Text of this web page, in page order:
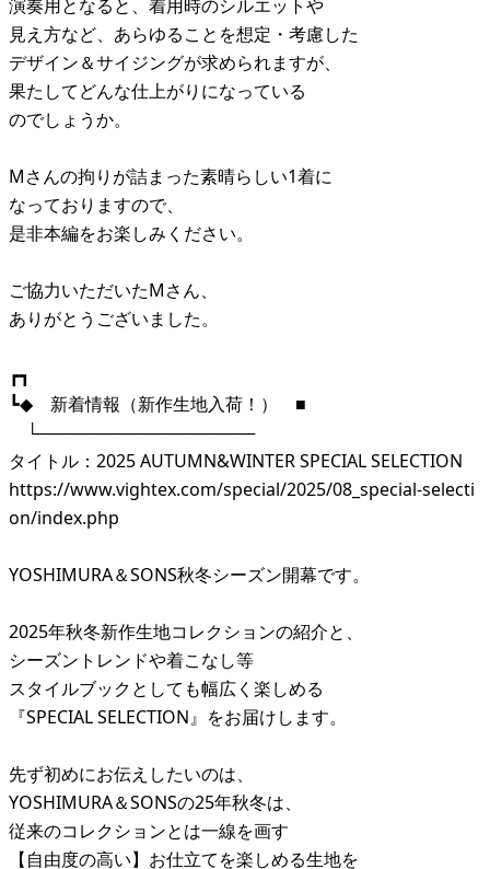
演奏用となると、着用時のシルエットや
見え方など、あらゆることを想定・考慮した
デザイン＆サイジングが求められますが、
果たしてどんな仕上がりになっている
のでしょうか。
Mさんの拘りが詰まった素晴らしい1着に
なっておりますので、
是非本編をお楽しみください。
ご協力いただいたMさん、
ありがとうございました。
┏┓
┗◆ 新着情報（新作生地入荷！） ■
└──────────────────
タイトル：2025 AUTUMN&WINTER SPECIAL SELECTION
https://www.vightex.com/special/2025/08_special-selecti
on/index.php
YOSHIMURA＆SONS秋冬シーズン開幕です。
2025年秋冬新作生地コレクションの紹介と、
シーズントレンドや着こなし等
スタイルブックとしても幅広く楽しめる
『SPECIAL SELECTION』をお届けします。
先ず初めにお伝えしたいのは、
YOSHIMURA＆SONSの25年秋冬は、
従来のコレクションとは一線を画す
【自由度の高い】お仕立てを楽しめる生地を